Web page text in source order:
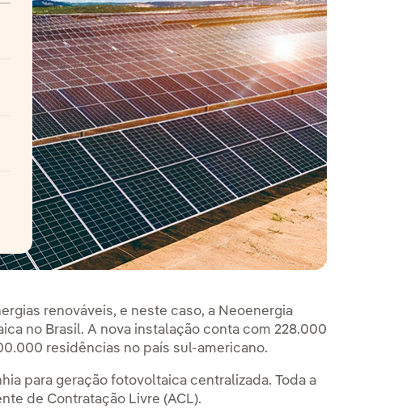
renováveis, e neste caso, a Neoenergia
no Brasil. A nova instalação conta com 228.000
residências no país sul-americano.
para geração fotovoltaica centralizada. Toda a
de Contratação Livre (ACL).